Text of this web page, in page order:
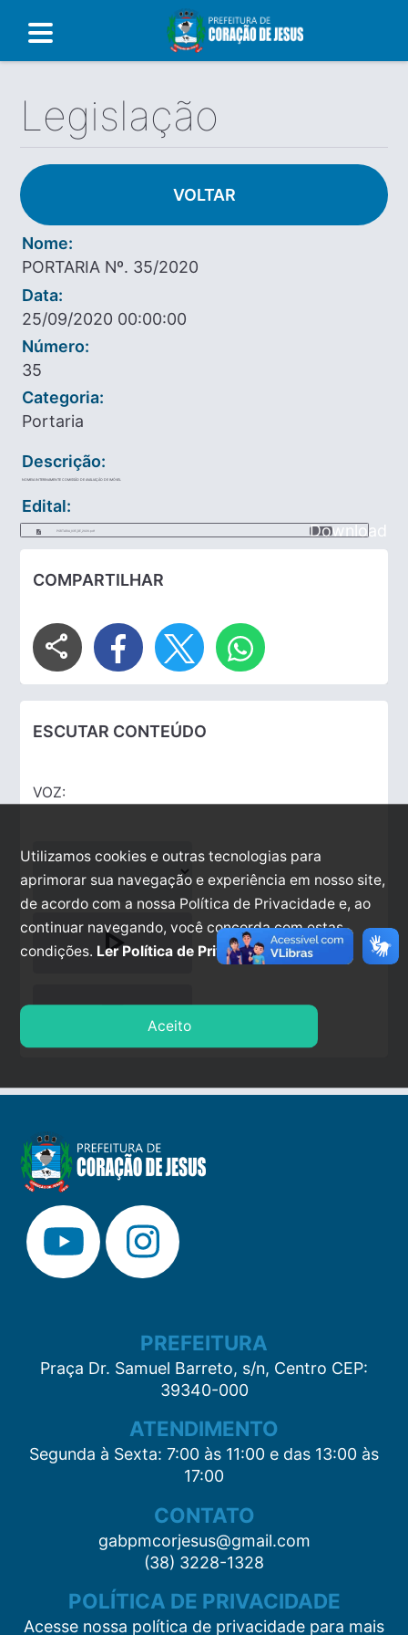
Legislação
VOLTAR
Nome:
PORTARIA Nº. 35/2020
Data:
25/09/2020 00:00:00
Número:
35
Categoria:
Portaria
Descrição:
NOMEIA INTERINAMENTE COMISSÃO DE AVALIAÇÃO DE IMÓVEL
Edital:
PORTARIA_035_DE_2020.pdf Download
COMPARTILHAR
share
ESCUTAR CONTEÚDO
VOZ:
play_arrow
stop
PREFEITURA
Praça Dr. Samuel Barreto, s/n, Centro CEP:
39340-000
ATENDIMENTO
Segunda à Sexta: 7:00 às 11:00 e das 13:00 às
17:00
CONTATO
gabpmcorjesus@gmail.com
(38) 3228-1328
POLÍTICA DE PRIVACIDADE
Acesse nossa política de privacidade para mais
Utilizamos cookies e outras tecnologias para
aprimorar sua navegação e experiência em nosso site,
de acordo com a nossa Política de Privacidade e, ao
continuar navegando, você concorda com estas
condições. Ler Política de Privacidade.
Aceito